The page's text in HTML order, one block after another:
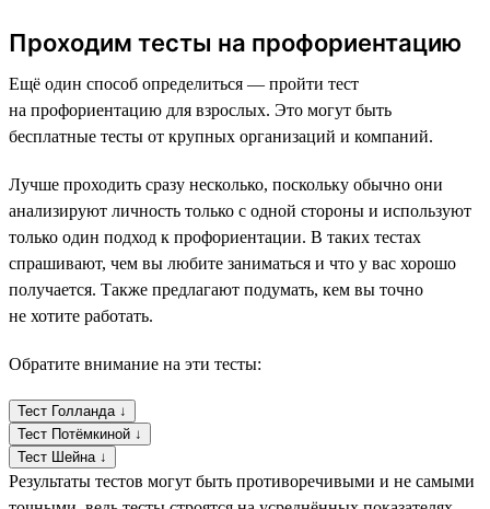
Проходим тесты на профориентацию
Ещё один способ определиться — пройти тест
на профориентацию для взрослых. Это могут быть
бесплатные тесты от крупных организаций и компаний.
Лучше проходить сразу несколько, поскольку обычно они
анализируют личность только с одной стороны и используют
только один подход к профориентации. В таких тестах
спрашивают, чем вы любите заниматься и что у вас хорошо
получается. Также предлагают подумать, кем вы точно
не хотите работать.
Обратите внимание на эти тесты:
Тест Голланда ↓
Тест Потёмкиной ↓
Тест Шейна ↓
Результаты тестов могут быть противоречивыми и не самыми